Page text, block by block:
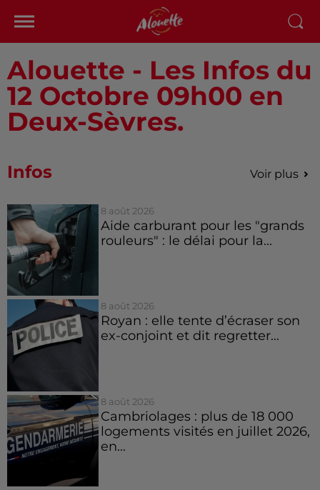
Alouette - Les Infos du
12 Octobre 09h00 en
Deux-Sèvres.
Infos Voir plus
8 août 2026
Aide carburant pour les "grands
rouleurs" : le délai pour la...
8 août 2026
Royan : elle tente d’écraser son
ex-conjoint et dit regretter...
8 août 2026
Cambriolages : plus de 18 000
logements visités en juillet 2026,
en...